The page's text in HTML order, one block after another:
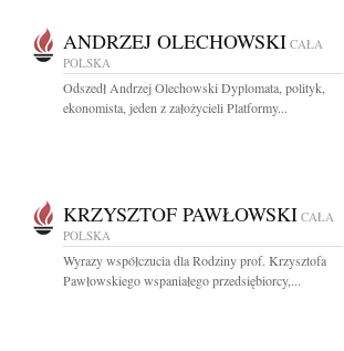
ANDRZEJ OLECHOWSKI CAŁA
POLSKA
Odszedł Andrzej Olechowski Dyplomata, polityk,
ekonomista, jeden z założycieli Platformy...
KRZYSZTOF PAWŁOWSKI CAŁA
POLSKA
Wyrazy współczucia dla Rodziny prof. Krzysztofa
Pawłowskiego wspaniałego przedsiębiorcy,...